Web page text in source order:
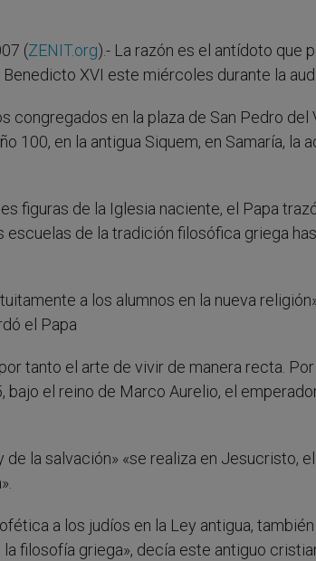
(ZENIT.org).- La razón es el antídoto que
XVI este miércoles durante la
congregados en la plaza de San Pedro del
100, en la antigua Siquem, en Samaría, la
figuras de la Iglesia naciente, el Papa
de la tradición filosófica griega
a los alumnos en la nueva
el Papa
tanto el arte de vivir de manera recta.
el reino de Marco Aurelio, el
la salvación» «se realiza en Jesucristo, el
a los judíos en la Ley antigua,
filosofía griega», decía este antiguo